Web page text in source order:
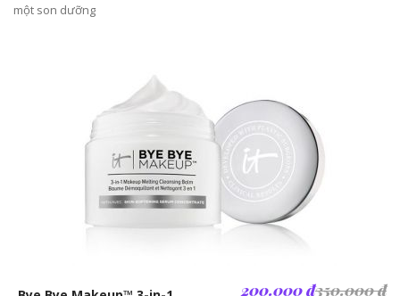
một son dưỡng
200.000 đ350.000 đ